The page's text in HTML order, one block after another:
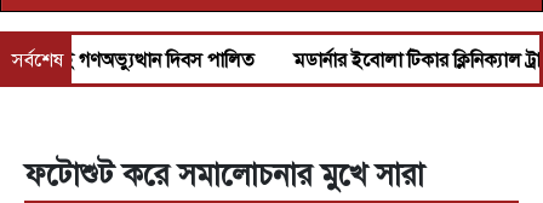
সর্বশেষপালিত মডার্নার ইবোলা টিকার ক্লিনিক্যাল ট্রায়ালের অনুমোদন
ফটোশুট করে সমালোচনার মুখে সারা